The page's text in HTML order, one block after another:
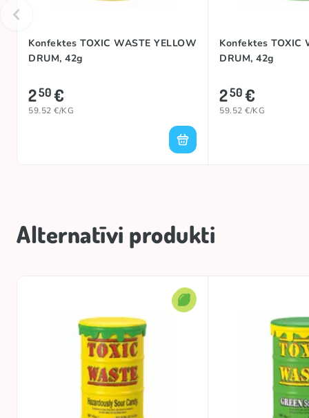
Konfektes TOXIC WASTE YELLOW
DRUM, 42g
250€
59.52 €/KG
Konfektes TOXIC
DRUM, 42g
250€
59.52 €/KG
Alternatīvi produkti